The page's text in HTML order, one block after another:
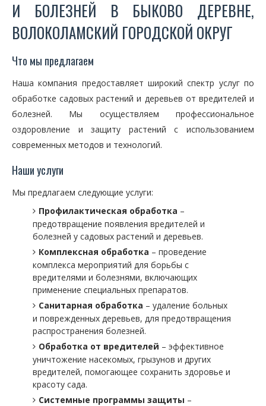
И БОЛЕЗНЕЙ В БЫКОВО ДЕРЕВНЕ,
ВОЛОКОЛАМСКИЙ ГОРОДСКОЙ ОКРУГ
Что мы предлагаем
Наша компания предоставляет широкий спектр услуг по
обработке садовых растений и деревьев от вредителей и
болезней. Мы осуществляем профессиональное
оздоровление и защиту растений с использованием
современных методов и технологий.
Наши услуги
Мы предлагаем следующие услуги:
Профилактическая обработка –
предотвращение появления вредителей и
болезней у садовых растений и деревьев.
Комплексная обработка – проведение
комплекса мероприятий для борьбы с
вредителями и болезнями, включающих
применение специальных препаратов.
Санитарная обработка – удаление больных
и поврежденных деревьев, для предотвращения
распространения болезней.
Обработка от вредителей – эффективное
уничтожение насекомых, грызунов и других
вредителей, помогающее сохранить здоровье и
красоту сада.
Системные программы защиты –